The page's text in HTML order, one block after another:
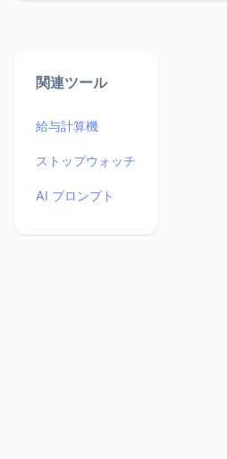
関連ツール
給与計算機
ストップウォッチ
AI プロンプト